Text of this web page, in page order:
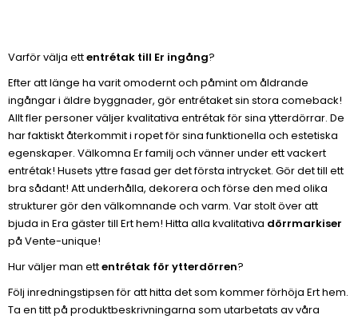
Varför välja ettentrétak till Er ingång?
Efter att länge ha varit omodernt och påmint om åldrande
ingångar i äldre byggnader, gör entrétaket sin stora comeback!
Allt fler personer väljer kvalitativa entrétak för sina ytterdörrar. De
har faktiskt återkommit i ropet för sina funktionella och estetiska
egenskaper. Välkomna Er familj och vänner under ett vackert
entrétak! Husets yttre fasad ger det första intrycket. Gör det till ett
bra sådant! Att underhålla, dekorera och förse den med olika
strukturer gör den välkomnande och varm. Var stolt över att
bjuda in Era gäster till Ert hem! Hitta alla kvalitativa dörrmarkiser
på Vente-unique!
Hur väljer man ettentrétak för ytterdörren?
Följ inredningstipsen för att hitta det som kommer förhöja Ert hem.
Ta en titt på produktbeskrivningarna som utarbetats av våra